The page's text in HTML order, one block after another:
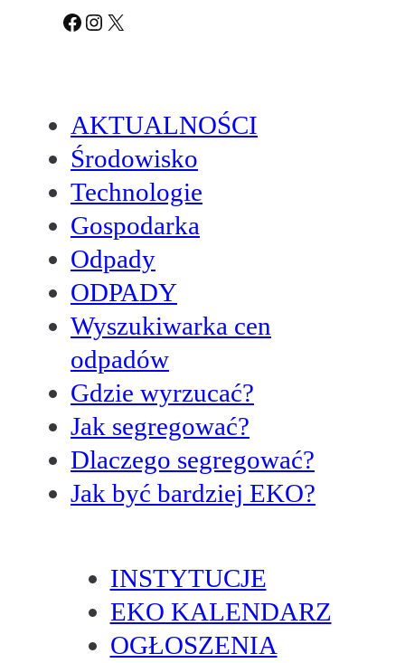
Facebook Instagram X
AKTUALNOŚCI
Środowisko
Technologie
Gospodarka
Odpady
ODPADY
Wyszukiwarka cen
odpadów
Gdzie wyrzucać?
Jak segregować?
Dlaczego segregować?
Jak być bardziej EKO?
INSTYTUCJE
EKO KALENDARZ
OGŁOSZENIA